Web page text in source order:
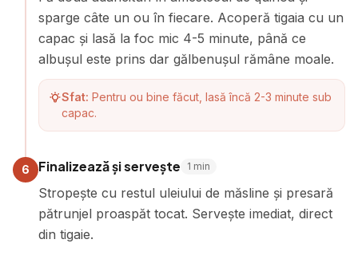
sparge câte un ou în fiecare. Acoperă tigaia cu un
capac și lasă la foc mic 4-5 minute, până ce
albușul este prins dar gălbenușul rămâne moale.
Sfat: Pentru ou bine făcut, lasă încă 2-3 minute sub
capac.
6 Finalizează și servește 1 min
Stropește cu restul uleiului de măsline și presară
pătrunjel proaspăt tocat. Servește imediat, direct
din tigaie.